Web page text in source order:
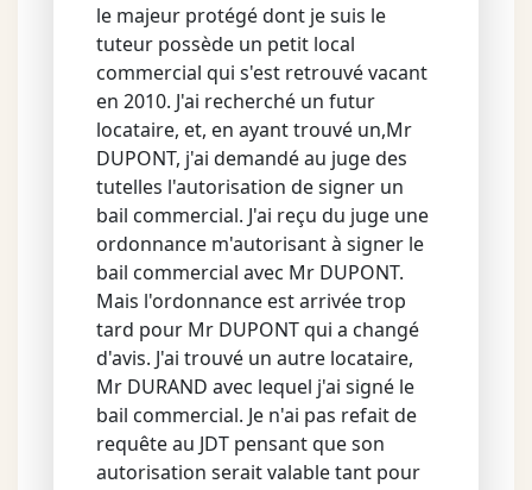
le majeur protégé dont je suis le
tuteur possède un petit local
commercial qui s'est retrouvé vacant
en 2010. J'ai recherché un futur
locataire, et, en ayant trouvé un,Mr
DUPONT, j'ai demandé au juge des
tutelles l'autorisation de signer un
bail commercial. J'ai reçu du juge une
ordonnance m'autorisant à signer le
bail commercial avec Mr DUPONT.
Mais l'ordonnance est arrivée trop
tard pour Mr DUPONT qui a changé
d'avis. J'ai trouvé un autre locataire,
Mr DURAND avec lequel j'ai signé le
bail commercial. Je n'ai pas refait de
requête au JDT pensant que son
autorisation serait valable tant pour